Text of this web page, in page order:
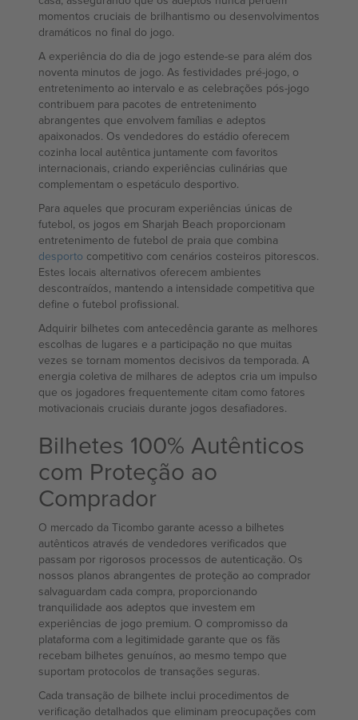
momentos cruciais de brilhantismo ou desenvolvimentos
dramáticos no final do jogo.
A experiência do dia de jogo estende-se para além dos
noventa minutos de jogo. As festividades pré-jogo, o
entretenimento ao intervalo e as celebrações pós-jogo
contribuem para pacotes de entretenimento
abrangentes que envolvem famílias e adeptos
apaixonados. Os vendedores do estádio oferecem
cozinha local autêntica juntamente com favoritos
internacionais, criando experiências culinárias que
complementam o espetáculo desportivo.
Para aqueles que procuram experiências únicas de
futebol, os jogos em Sharjah Beach proporcionam
entretenimento de futebol de praia que combina
desporto competitivo com cenários costeiros pitorescos.
Estes locais alternativos oferecem ambientes
descontraídos, mantendo a intensidade competitiva que
define o futebol profissional.
Adquirir bilhetes com antecedência garante as melhores
escolhas de lugares e a participação no que muitas
vezes se tornam momentos decisivos da temporada. A
energia coletiva de milhares de adeptos cria um impulso
que os jogadores frequentemente citam como fatores
motivacionais cruciais durante jogos desafiadores.
Bilhetes 100% Autênticos
com Proteção ao
Comprador
O mercado da Ticombo garante acesso a bilhetes
autênticos através de vendedores verificados que
passam por rigorosos processos de autenticação. Os
nossos planos abrangentes de proteção ao comprador
salvaguardam cada compra, proporcionando
tranquilidade aos adeptos que investem em
experiências de jogo premium. O compromisso da
plataforma com a legitimidade garante que os fãs
recebam bilhetes genuínos, ao mesmo tempo que
suportam protocolos de transações seguras.
Cada transação de bilhete inclui procedimentos de
verificação detalhados que eliminam preocupações com